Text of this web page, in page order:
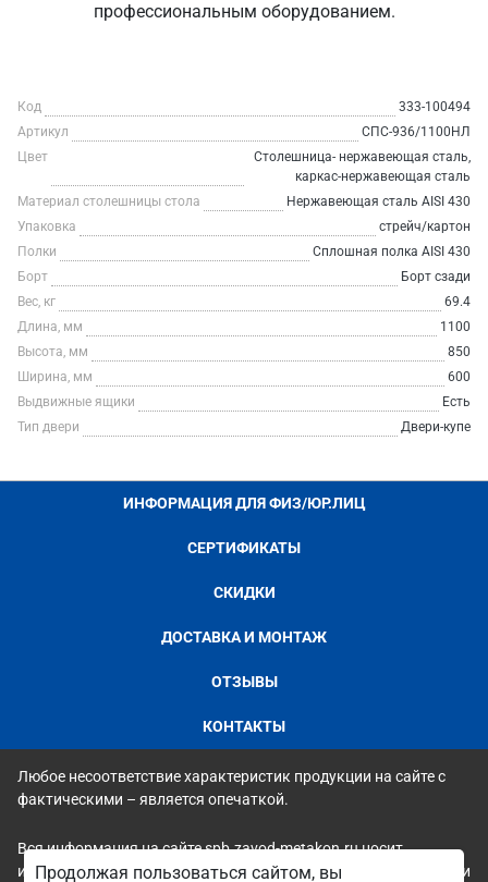
профессиональным оборудованием.
Код
333-100494
Артикул
СПС-936/1100НЛ
Цвет
Столешница- нержавеющая сталь,
каркас-нержавеющая сталь
Материал столешницы стола
Нержавеющая сталь AISI 430
Упаковка
стрейч/картон
Полки
Сплошная полка AISI 430
Борт
Борт сзади
Вес, кг
69.4
Длина, мм
1100
Высота, мм
850
Ширина, мм
600
Выдвижные ящики
Есть
Тип двери
Двери-купе
ИНФОРМАЦИЯ ДЛЯ ФИЗ/ЮР.ЛИЦ
СЕРТИФИКАТЫ
СКИДКИ
ДОСТАВКА И МОНТАЖ
ОТЗЫВЫ
КОНТАКТЫ
Любое несоответствие характеристик продукции на сайте с
фактическими – является опечаткой.
Вся информация на сайте spb.zavod-metakon.ru носит
исключительно ознакомительный и справочный характер и ни
Продолжая пользоваться сайтом, вы